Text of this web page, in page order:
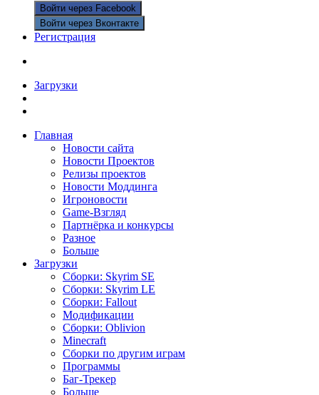
Войти через Facebook
Войти через Вконтакте
Регистрация
Загрузки
Главная
Новости сайта
Новости Проектов
Релизы проектов
Новости Моддинга
Игроновости
Game-Взгляд
Партнёрка и конкурсы
Разное
Больше
Загрузки
Сборки: Skyrim SE
Сборки: Skyrim LE
Сборки: Fallout
Модификации
Сборки: Oblivion
Minecraft
Сборки по другим играм
Программы
Баг-Трекер
Больше